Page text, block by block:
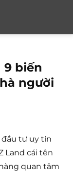
9 biến
người
tư uy tín
Land cái tên
quan tâm